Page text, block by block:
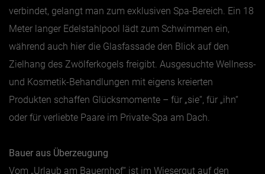
verbindet, gelangt man zum exklusiven Spa-Bereich. Ein 18
Meter langer Edelstahlpool lädt zum Schwimmen ein,
während auch hier die Glasfassade den Blick auf den
Zielhang des Zwölferkogels freigibt. Ausgesuchte Wellness-
und Kosmetik-Behandlungen mit eigens kreierten
Produkten schaffen Glücksmomente – für „sie“, für „ihn“
oder für verliebte Paare im Private-Spa am Dach.
Bauer aus Überzeugung
Vom „Urlaub am Bauernhof“ ist im Wiesergut auf den